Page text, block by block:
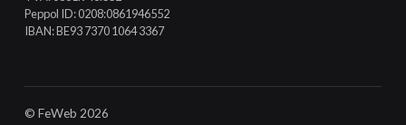
Peppol ID: 0208:0861946552
IBAN: BE93 7370 1064 3367
© FeWeb 2026